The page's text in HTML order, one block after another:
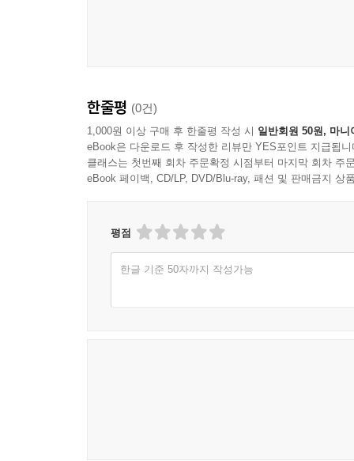
한줄평 (0건)
1,000원 이상 구매 후 한줄평 작성 시 일반회원 50원, 마니
eBook은 다운로드 후 작성한 리뷰만 YES포인트 지급됩니
클래스는 첫번째 회차 주문확정 시점부터 마지막 회차 주
eBook 페이백, CD/LP, DVD/Blu-ray, 패션 및 판매금지 상
평점
한글 기준 50자까지 작성가능